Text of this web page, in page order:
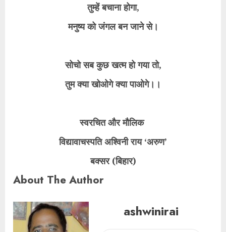
तुम्हें बचाना होगा,
मनुष्य को जंगल बन जाने से।
सोचो सब कुछ खत्म हो गया तो,
तुम क्या खोओगे क्या पाओगे।।
स्वरचित और मौलिक
विद्यावाचस्पति अश्विनी राय ‘अरुण’
बक्सर (बिहार)
About The Author
ashwinirai